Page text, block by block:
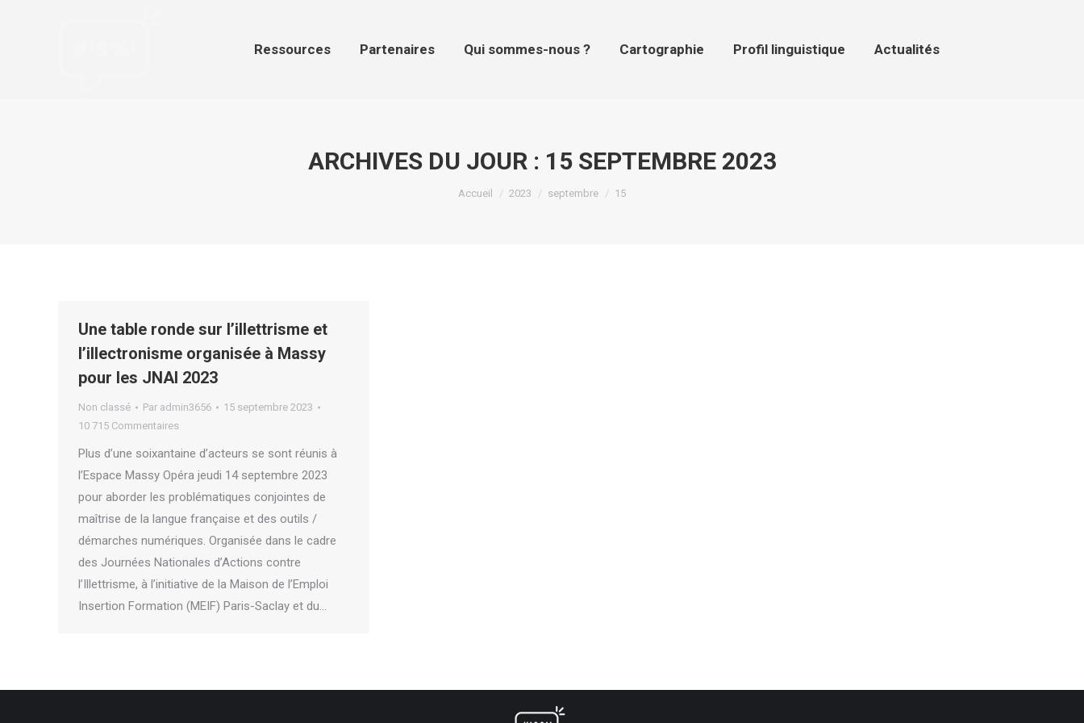
Ressources Partenaires Qui sommes-nous ? Cartographie Profil linguistique Actualités
ARCHIVES DU JOUR : 15 SEPTEMBRE 2023
Vous êtes ici :
Accueil 2023 septembre 15
Une table ronde sur l’illettrisme et
l’illectronisme organisée à Massy
pour les JNAI 2023
Non classé Par admin3656
15 septembre 2023
10 715 Commentaires
Plus d’une soixantaine d’acteurs se sont réunis à
l’Espace Massy Opéra jeudi 14 septembre 2023
pour aborder les problématiques conjointes de
maîtrise de la langue française et des outils /
démarches numériques. Organisée dans le cadre
des Journées Nationales d’Actions contre
l’Illettrisme, à l’initiative de la Maison de l’Emploi
Insertion Formation (MEIF) Paris-Saclay et du…